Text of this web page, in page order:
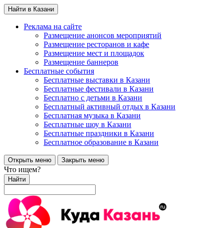
Найти в Казани
Реклама на сайте
Размещение анонсов мероприятий
Размещение ресторанов и кафе
Размещение мест и площадок
Размещение баннеров
Бесплатные события
Бесплатные выставки в Казани
Бесплатные фестивали в Казани
Бесплатно с детьми в Казани
Бесплатный активный отдых в Казани
Бесплатная музыка в Казани
Бесплатные шоу в Казани
Бесплатные праздники в Казани
Бесплатное образование в Казани
Открыть меню Закрыть меню
Что ищем?
Найти